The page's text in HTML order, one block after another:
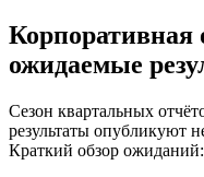
Корпоративная
ожидаемые
Сезон квартальных
результаты опубликуют
Краткий обзор ожиданий: